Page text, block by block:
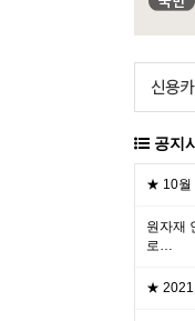
공지
★ 10월
원자재
로…
★ 2021